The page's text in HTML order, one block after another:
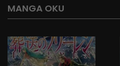
MANGA OKU